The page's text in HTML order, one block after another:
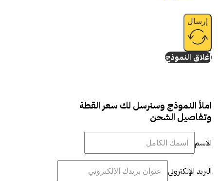
إرسال
إغلاق النموذج
املأ النموذج وسنرسل لك سعر القطة
وتفاصيل الشحن
الاسم
البريد الإلكتروني